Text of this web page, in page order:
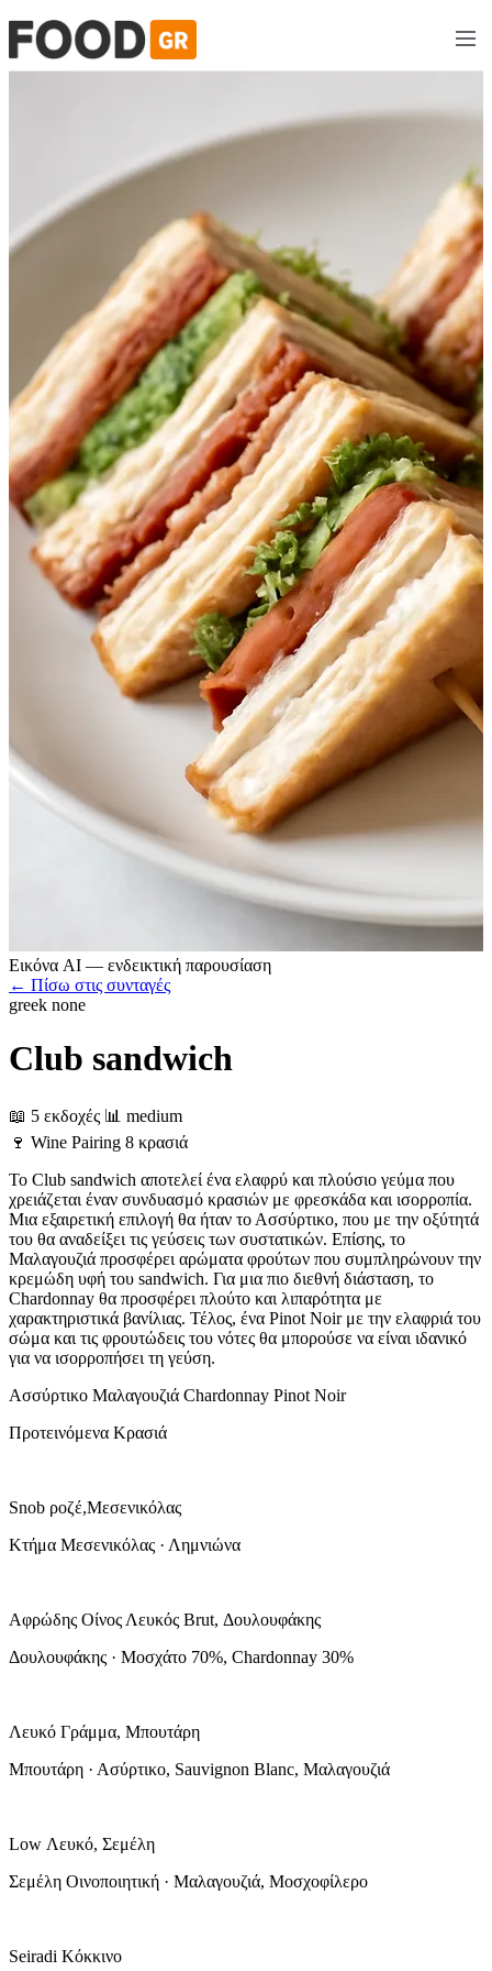
Εικόνα AI — ενδεικτική παρουσίαση
← Πίσω στις συνταγές
greek none
Club sandwich
📖 5 εκδοχές 📊 medium
🍷 Wine Pairing 8 κρασιά
Το Club sandwich αποτελεί ένα ελαφρύ και πλούσιο γεύμα που
χρειάζεται έναν συνδυασμό κρασιών με φρεσκάδα και ισορροπία.
Μια εξαιρετική επιλογή θα ήταν το Ασσύρτικο, που με την οξύτητά
του θα αναδείξει τις γεύσεις των συστατικών. Επίσης, το
Μαλαγουζιά προσφέρει αρώματα φρούτων που συμπληρώνουν την
κρεμώδη υφή του sandwich. Για μια πιο διεθνή διάσταση, το
Chardonnay θα προσφέρει πλούτο και λιπαρότητα με
χαρακτηριστικά βανίλιας. Τέλος, ένα Pinot Noir με την ελαφριά του
σώμα και τις φρουτώδεις του νότες θα μπορούσε να είναι ιδανικό
για να ισορροπήσει τη γεύση.
Ασσύρτικο Μαλαγουζιά Chardonnay Pinot Noir
Προτεινόμενα Κρασιά
Snob ροζέ,Μεσενικόλας
Κτήμα Μεσενικόλας · Λημνιώνα
Αφρώδης Οίνος Λευκός Brut, Δουλουφάκης
Δουλουφάκης · Μοσχάτο 70%, Chardonnay 30%
Λευκό Γράμμα, Μπουτάρη
Μπουτάρη · Ασύρτικο, Sauvignon Blanc, Μαλαγουζιά
Low Λευκό, Σεμέλη
Σεμέλη Οινοποιητική · Μαλαγουζιά, Μοσχοφίλερο
Seiradi Κόκκινο